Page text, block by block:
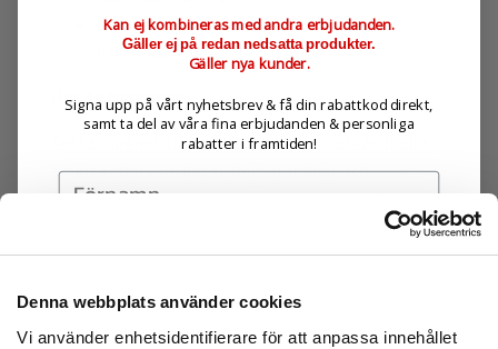
Denna webbplats använder cookies
Vi använder enhetsidentifierare för att anpassa innehållet
Kitet innehåller 1st knäskydd och 1st
handledsstöd.
Hur de fungerar:
Detta magnetiska knä- & handledsstöd kan lindra
smärta eftersom det stabiliserar knät och
handleden, ger avlastning åt lederna samt ökar
blodcirkulationen. Dessa stöd är mycket elastiska
och kan användas av både män och kvinnor både
Magneter började användas redan på 70-talet och är
idag en efterfrågad metod inom alternativ medicin
Kan ej kombineras med andra erbjudanden.
Gäller ej på redan nedsatta produkter.
Gäller nya kunder.
Signa upp på vårt nyhetsbrev & få din rabattkod direkt,
samt ta del av våra fina erbjudanden & personliga
rabatter i framtiden!
Prenumerera